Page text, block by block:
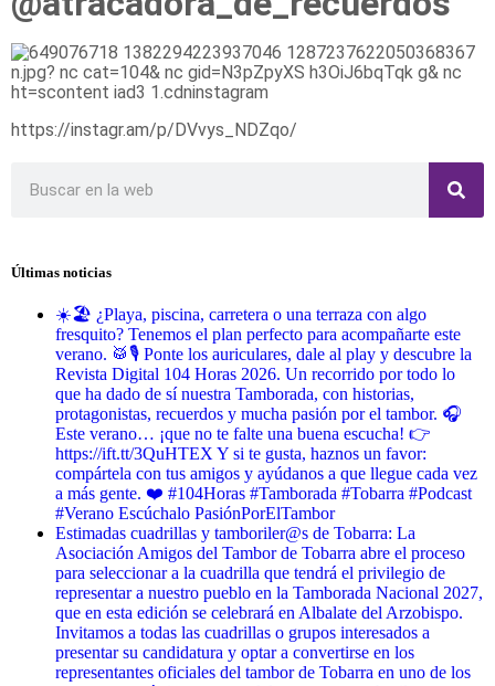
https://instagr.am/p/DVvys_NDZqo/
Últimas noticias
☀️🏖️ ¿Playa, piscina, carretera o una terraza con algo
fresquito? Tenemos el plan perfecto para acompañarte este
verano. 🥁🎙️ Ponte los auriculares, dale al play y descubre la
Revista Digital 104 Horas 2026. Un recorrido por todo lo
que ha dado de sí nuestra Tamborada, con historias,
protagonistas, recuerdos y mucha pasión por el tambor. 🎧
Este verano… ¡que no te falte una buena escucha! 👉
https://ift.tt/3QuHTEX Y si te gusta, haznos un favor:
compártela con tus amigos y ayúdanos a que llegue cada vez
a más gente. ❤️ #104Horas #Tamborada #Tobarra #Podcast
#Verano Escúchalo PasiónPorElTambor
Estimadas cuadrillas y tamboriler@s de Tobarra: La
Asociación Amigos del Tambor de Tobarra abre el proceso
para seleccionar a la cuadrilla que tendrá el privilegio de
representar a nuestro pueblo en la Tamborada Nacional 2027,
que en esta edición se celebrará en Albalate del Arzobispo.
Invitamos a todas las cuadrillas o grupos interesados a
presentar su candidatura y optar a convertirse en los
representantes oficiales del tambor de Tobarra en uno de los